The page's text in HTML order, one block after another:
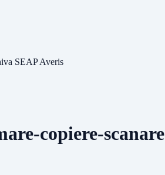
SEAP Averis
copiere-scanare